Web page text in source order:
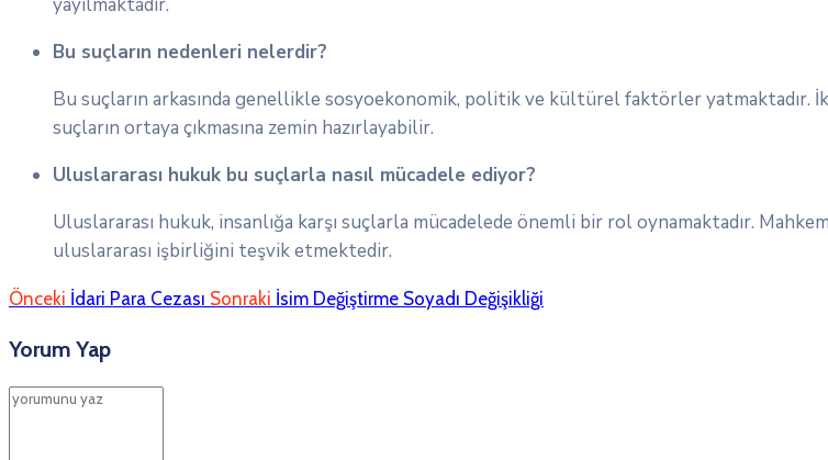
Bu suçların nedenleri nelerdir?
Bu suçların arkasında genellikle sosyoekonomik, politik ve kültürel faktörler
suçların ortaya çıkmasına zemin hazırlayabilir.
Uluslararası hukuk bu suçlarla nasıl mücadele ediyor?
Uluslararası hukuk, insanlığa karşı suçlarla mücadelede önemli bir rol oynamaktadır.
uluslararası işbirliğini teşvik etmektedir.
Önceki İdari Para Cezası Sonraki İsim Değiştirme Soyadı Değişikliği
Yorum Yap